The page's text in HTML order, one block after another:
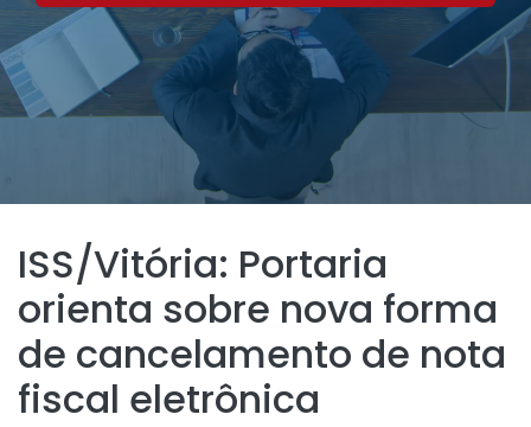
ISS/Vitória: Portaria
orienta sobre nova forma
de cancelamento de nota
fiscal eletrônica